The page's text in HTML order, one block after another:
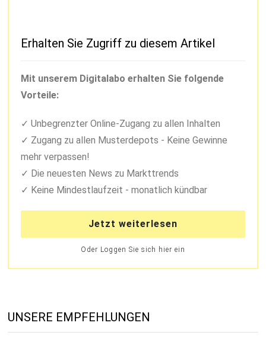
Erhalten Sie Zugriff zu diesem Artikel
Mit unserem Digitalabo erhalten Sie folgende
Vorteile:
Unbegrenzter Online-Zugang zu allen Inhalten
Zugang zu allen Musterdepots - Keine Gewinne
mehr verpassen!
Die neuesten News zu Markttrends
Keine Mindestlaufzeit - monatlich kündbar
Jetzt weiterlesen
Oder Loggen Sie sich hier ein
UNSERE EMPFEHLUNGEN